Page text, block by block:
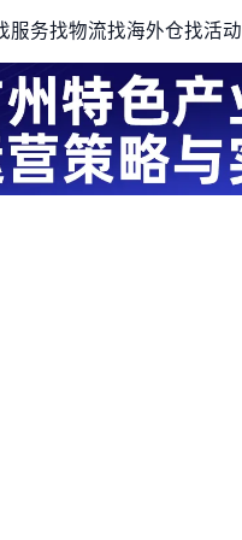
服务找物流找海外仓找活动